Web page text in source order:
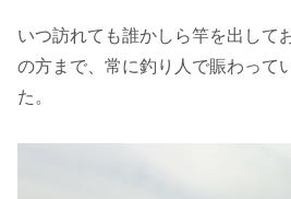
いつ訪れても誰かしら竿を出して
の方まで、常に釣り人で賑わって
た。